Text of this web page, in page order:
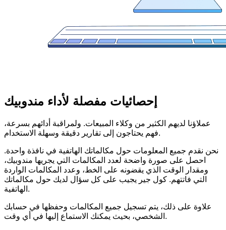
إحصائيات مفصلة لأداء مندوبيك
عملاؤنا لديهم الكثير من وكلاء المبيعات. ولمراقبة أدائهم بسرعة،
فهم يحتاجون إلى تقارير دقيقة وسهلة الاستخدام.
نحن نقدم جميع المعلومات حول مكالماتك الهاتفية في نافذة واحدة.
احصل على صورة واضحة لعدد المكالمات التي يجريها مندوبيك،
ومقدار الوقت الذي يقضونه على الخط، وعدد المكالمات الواردة
التي فاتتهم. كول جير يجيب على كل سؤال لديك حول مكالماتك
الهاتفية.
علاوة على ذلك، يتم تسجيل جميع المكالمات وحفظها في حسابك
الشخصي، بحيث يمكنك الاستماع إليها في أي وقت.